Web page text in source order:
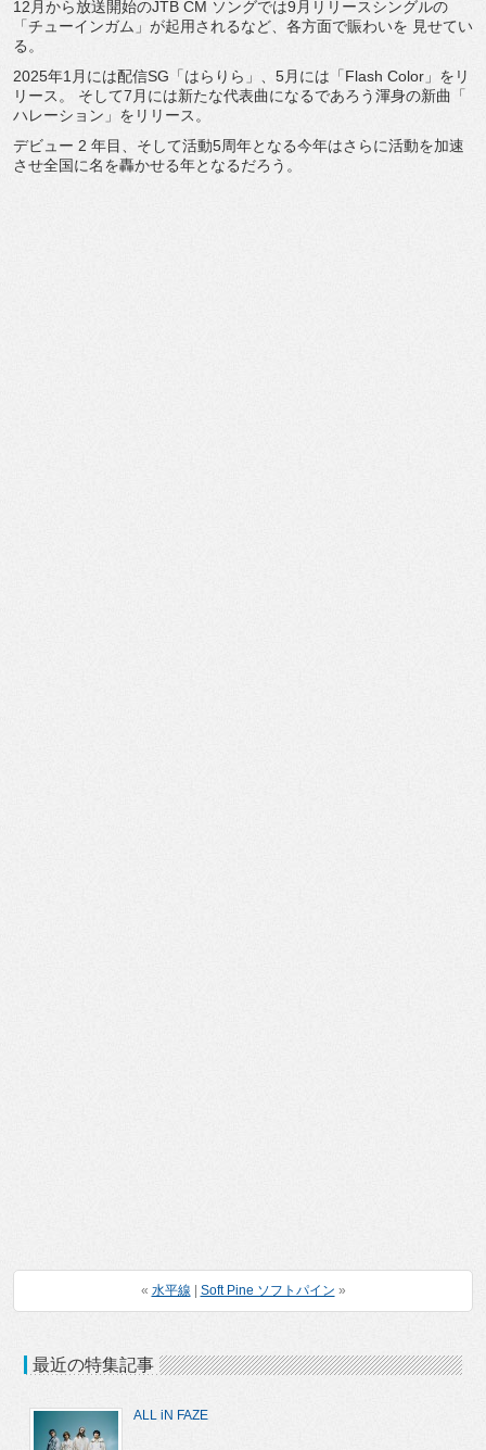
12月から放送開始のJTB CM ソングでは9月リリースシングルの
「チューインガム」 が起用されるなど、各方面で賑わいを 見せてい
る。
2025年1月には配信SG「はらりら」、5月には「Flash Color」をリ
リース。 そして7月には新たな代表曲になるであろう渾身の新曲「
ハレーション」をリリース。
デビュー 2 年目、 そして活動5周年となる今年はさらに活動を加速
させ全国に名を轟かせる年となるだろう。
« 水平線 Soft Pine ソフトパイン »
最近の特集記事
ALL iN FAZE